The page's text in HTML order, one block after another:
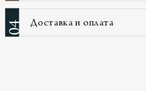
04 Доставка и оплата